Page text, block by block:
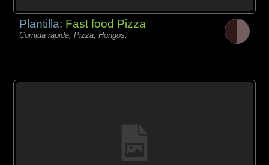
Plantilla: Fast food Pizza
Comida rápida, Pizza, Hongos,